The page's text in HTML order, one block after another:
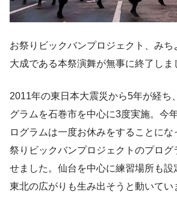
お祭りビックバンプロジェクト、み
大成である本祭演舞が無事に終了しま
2011年の東日本大震災から5年が経ち
グラムを石巻市を中心に3度実施。今
ログラムは一度お休みをすることに
祭りビックバンプロジェクトのプログ
せました。仙台を中心に練習場所も設
東北の広がりも生み出そうと動いてい